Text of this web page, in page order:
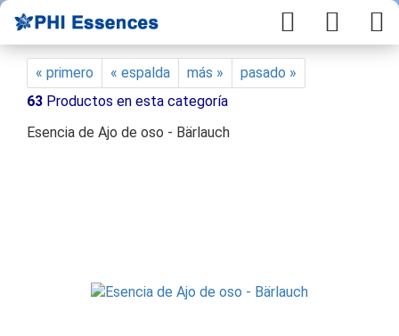
« primero « espalda más »
pasado »
63 Productos en esta categoría
Esencia de Ajo de oso - Bärlauch